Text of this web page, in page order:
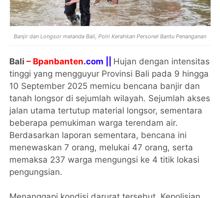
Banjir dan Longsor melanda Bali, Polri Kerahkan Personel Bantu Penanganan
Bali– Bpanbanten.com || Hujan dengan intensitas
tinggi yang mengguyur Provinsi Bali pada 9 hingga
10 September 2025 memicu bencana banjir dan
tanah longsor di sejumlah wilayah. Sejumlah akses
jalan utama tertutup material longsor, sementara
beberapa pemukiman warga terendam air.
Berdasarkan laporan sementara, bencana ini
menewaskan 7 orang, melukai 47 orang, serta
memaksa 237 warga mengungsi ke 4 titik lokasi
pengungsian.